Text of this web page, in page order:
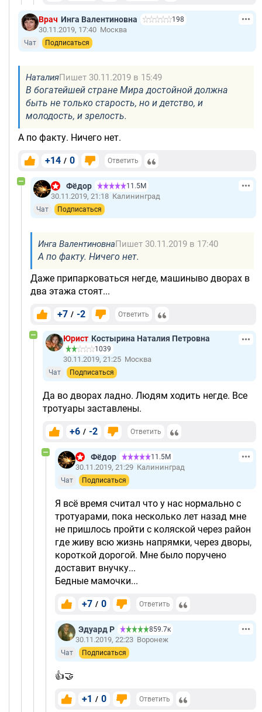
Врач Инга Валентиновна 198
30.11.2019, 17:40 Москва
Чат Подписаться
НаталияПишет 30.11.2019 в 15:49
В богатейшей стране Мира достойной должна
быть не только старость, но и детство, и
молодость, и зрелость.
А по факту. Ничего нет.
+14 / 0 Ответить
Фёдор 11.5М
30.11.2019, 21:18 Калининград
Чат Подписаться
Инга ВалентиновнаПишет 30.11.2019 в 17:40
А по факту. Ничего нет.
Даже припарковаться негде, машиныво дворах в
два этажа стоят...
+7 / -2 Ответить
Юрист Костырина Наталия Петровна
1039
30.11.2019, 21:25 Москва
Чат Подписаться
Да во дворах ладно. Людям ходить негде. Все
тротуары заставлены.
+6 / -2 Ответить
Фёдор 11.5М
30.11.2019, 21:29 Калининград
Чат Подписаться
Я всё время считал что у нас нормально с
тротуарами, пока несколько лет назад мне
не пришлось пройти с коляской через район
где живу всю жизнь напрямки, через дворы,
короткой дорогой. Мне было поручено
доставит внучку...
Бедные мамочки...
+7 / 0 Ответить
Эдуард Р 859.7к
30.11.2019, 22:23 Воронеж
Чат Подписаться
👍🤝
+1 / 0 Ответить